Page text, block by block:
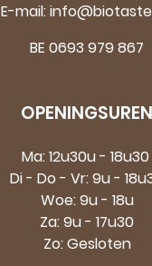
E-mail:
BE 0693 979 867
OPENINGSUREN
Ma: 12u30u - 18u30
Di - Do - Vr: 9u -
Woe: 9u - 18u
Za: 9u - 17u30
Zo: Gesloten